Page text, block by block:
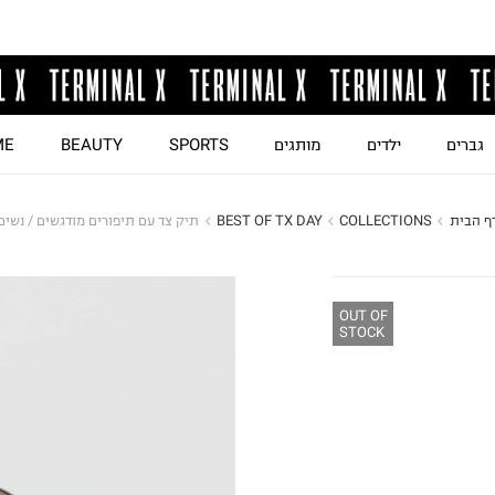
גברים ילדים מותגים SPORTS
BEAUTY
הבית COLLECTIONS
BEST OF TX DAY תיק צד עם תיפורים מודגשים /
OUT OF
STOCK